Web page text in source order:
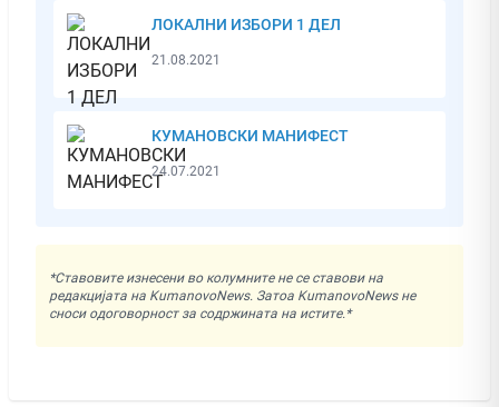
ЛОКАЛНИ ИЗБОРИ 1 ДЕЛ
21.08.2021
КУМАНОВСКИ МАНИФЕСТ
24.07.2021
*Ставовите изнесени во колумните не се ставови на
редакцијата на KumanovoNews. Затоа KumanovoNews не
сноси одоговорност за содржината на истите.*